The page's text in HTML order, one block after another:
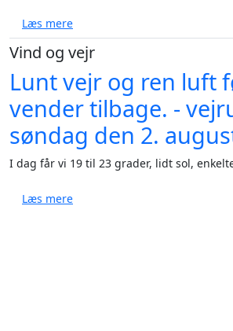
Læs mereom Ugens vejr: Fra
Vind og vejr
Lunt vejr og ren luft
vender tilbage. -
søndag den 2.
I dag får vi 19 til 23 grader, lidt sol,
Læs mereom Lunt vejr og ren luft før